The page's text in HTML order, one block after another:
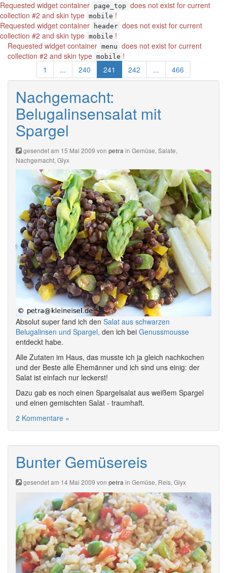
Requested widget container page_top does not exist for current
collection #2 and skin type mobile !
Requested widget container
header does not exist for current
collection #2 and skin type mobile !
Requested widget container menu does not exist for current
collection #2 and skin type mobile !
1
... 240 241 242 ... 466
Nachgemacht:
Belugalinsensalat mit
Spargel
gesendet am 15 Mai 2009 von petra in Gemüse, Salate,
Nachgemacht, Glyx
Absolut super fand ich den Salat aus schwarzen
Belugalinsen und Spargel, den ich bei Genussmousse
entdeckt habe.
Alle Zutaten im Haus, das musste ich ja gleich nachkochen
und der Beste alle Ehemänner und ich sind uns einig: der
Salat ist einfach nur leckerst!
Dazu gab es noch einen Spargelsalat aus weißem Spargel
und einen gemischten Salat - traumhaft.
2 Kommentare »
Bunter Gemüsereis
gesendet am 14 Mai 2009 von petra in Gemüse, Reis, Glyx